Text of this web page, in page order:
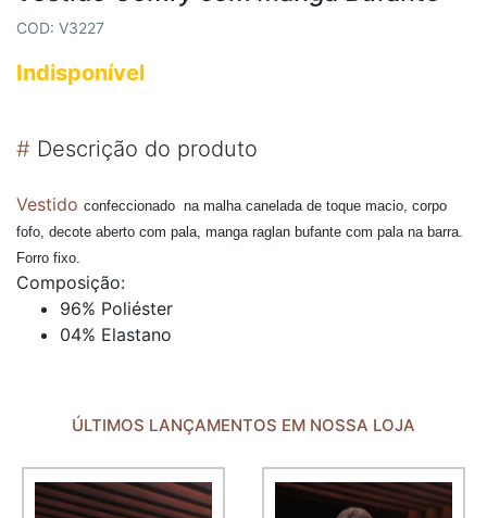
COD: V3227
Indisponível
# Descrição do produto
Vestido confeccionado na malha canelada de toque macio, corpo
fofo, decote aberto com pala, manga raglan bufante com pala na barra.
Forro fixo.
Composição:
96% Poliéster
04% Elastano
ÚLTIMOS LANÇAMENTOS EM NOSSA LOJA